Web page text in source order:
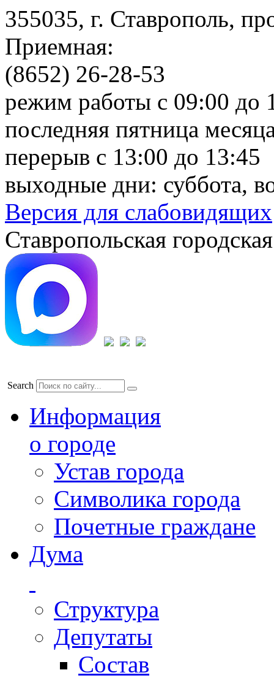
355035, г. Ставрополь,
Приемная:
(8652) 26-28-53
режим работы с 09:00 до
последняя пятница
перерыв с 13:00 до 13:45
выходные дни: суббота,
Версия для слабовидящих
Ставропольская
Search
Информация
о городе
Устав города
Символика города
Почетные граждане
Дума
Структура
Депутаты
Состав